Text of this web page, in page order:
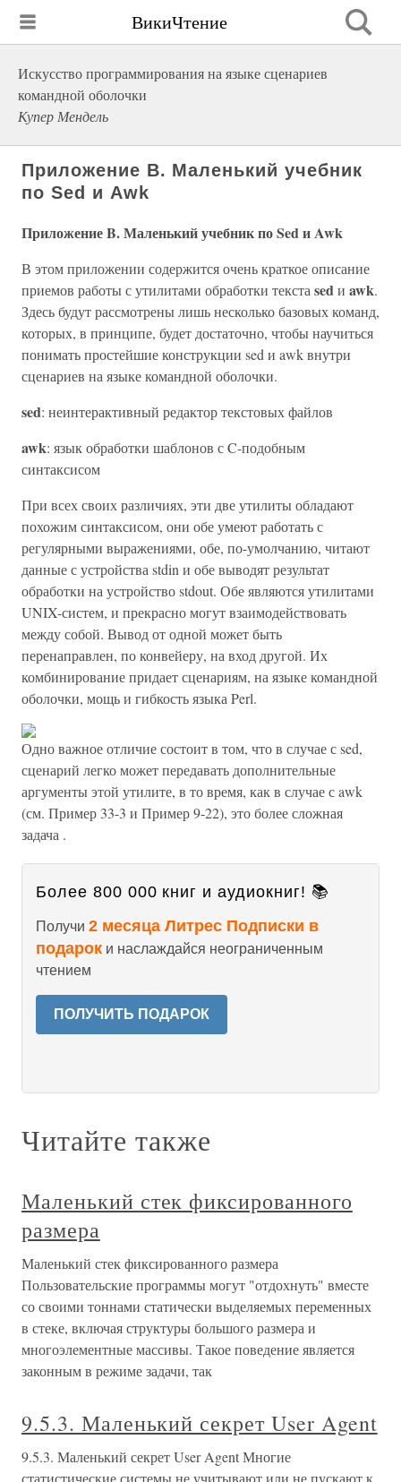
ВикиЧтение
Искусство программирования на языке сценариев
командной оболочки
Купер Мендель
Приложение B. Маленький учебник
по Sed и Awk
Приложение B. Маленький учебник по Sed и Awk
В этом приложении содержится очень краткое описание
приемов работы с утилитами обработки текста sedи awk.
Здесь будут рассмотрены лишь несколько базовых команд,
которых, в принципе, будет достаточно, чтобы научиться
понимать простейшие конструкции sed и awk внутри
сценариев на языке командной оболочки.
sed: неинтерактивный редактор текстовых файлов
awk: язык обработки шаблонов с C-подобным
синтаксисом
При всех своих различиях, эти две утилиты обладают
похожим синтаксисом, они обе умеют работать с
регулярными выражениями, обе, по-умолчанию, читают
данные с устройства stdin и обе выводят результат
обработки на устройство stdout. Обе являются утилитами
UNIX-систем, и прекрасно могут взаимодействовать
между собой. Вывод от одной может быть
перенаправлен, по конвейеру, на вход другой. Их
комбинирование придает сценариям, на языке командной
оболочки, мощь и гибкость языка Perl.
Одно важное отличие состоит в том, что в случае с sed,
сценарий легко может передавать дополнительные
аргументы этой утилите, в то время, как в случае с awk
(см. Пример 33-3 и Пример 9-22), это более сложная
задача .
Более 800 000 книг и аудиокниг! 📚
Получи 2 месяца Литрес Подписки в
подарок и наслаждайся неограниченным
чтением
ПОЛУЧИТЬ ПОДАРОК
Читайте также
Маленький стек фиксированного
размера
Маленький стек фиксированного размера
Пользовательские программы могут "отдохнуть" вместе
со своими тоннами статически выделяемых переменных
в стеке, включая структуры большого размера и
многоэлементные массивы. Такое поведение является
законным в режиме задачи, так
9.5.3. Маленький секрет User Agent
9.5.3. Маленький секрет User Agent Многие
статистические системы не учитывают или не пускают к